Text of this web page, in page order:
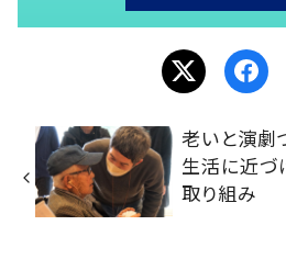
老いと演劇
生活に近づ
取り組み